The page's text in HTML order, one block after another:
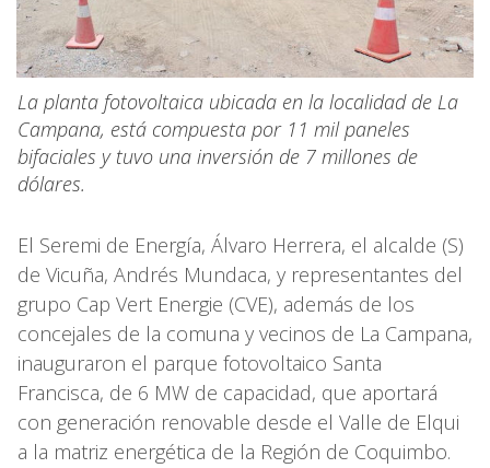
La planta fotovoltaica ubicada en la localidad de La
Campana, está compuesta por 11 mil paneles
bifaciales y tuvo una inversión de 7 millones de
dólares.
El Seremi de Energía, Álvaro Herrera, el alcalde (S)
de Vicuña, Andrés Mundaca, y representantes del
grupo Cap Vert Energie (CVE), además de los
concejales de la comuna y vecinos de La Campana,
inauguraron el parque fotovoltaico Santa
Francisca, de 6 MW de capacidad, que aportará
con generación renovable desde el Valle de Elqui
a la matriz energética de la Región de Coquimbo.